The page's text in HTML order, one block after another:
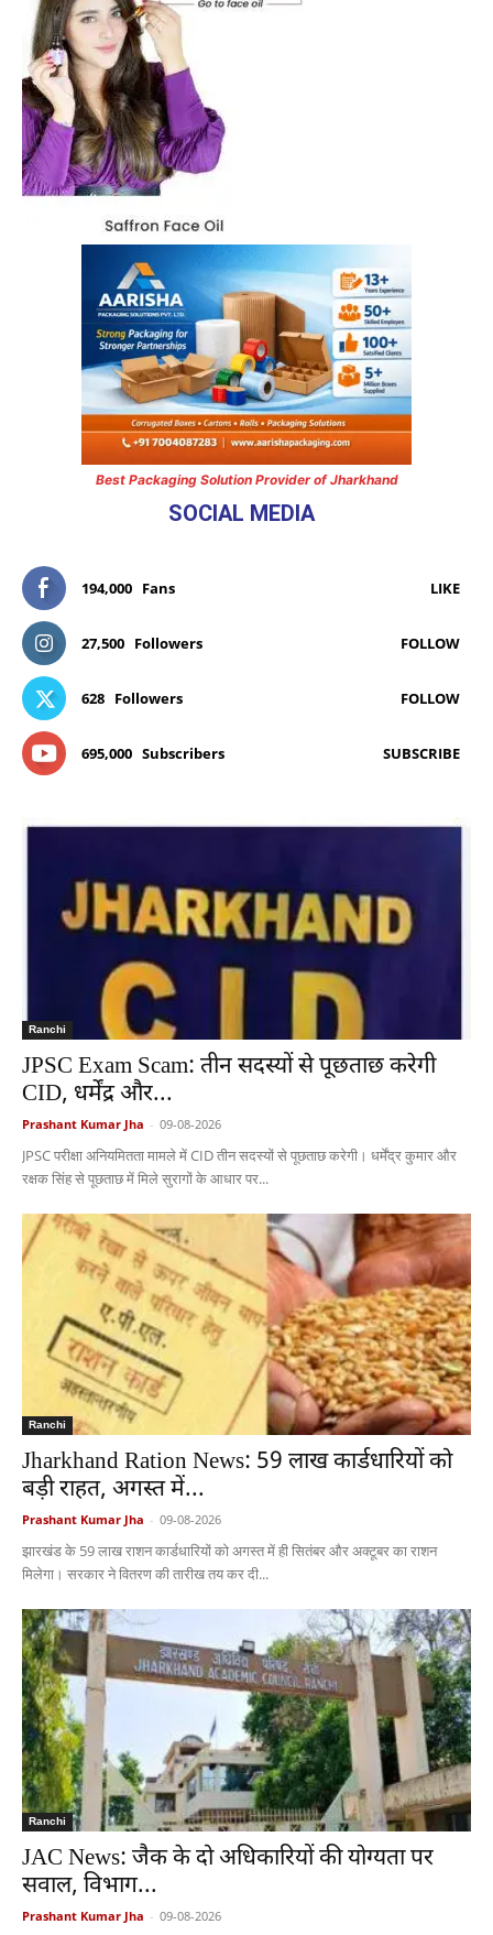
Best Packaging Solution Provider of Jharkhand
SOCIAL MEDIA
194,000 Fans LIKE
27,500 Followers FOLLOW
628 Followers FOLLOW
695,000 Subscribers SUBSCRIBE
Ranchi
JPSC Exam Scam: तीन सदस्यों से पूछताछ करेगी
CID, धर्मेंद्र और...
Prashant Kumar Jha - 09-08-2026
JPSC परीक्षा अनियमितता मामले में CID तीन सदस्यों से पूछताछ करेगी। धर्मेंद्र कुमार और
रक्षक सिंह से पूछताछ में मिले सुरागों के आधार पर...
Ranchi
Jharkhand Ration News: 59 लाख कार्डधारियों को
बड़ी राहत, अगस्त में...
Prashant Kumar Jha - 09-08-2026
झारखंड के 59 लाख राशन कार्डधारियों को अगस्त में ही सितंबर और अक्टूबर का राशन
मिलेगा। सरकार ने वितरण की तारीख तय कर दी...
Ranchi
JAC News: जैक के दो अधिकारियों की योग्यता पर
सवाल, विभाग...
Prashant Kumar Jha - 09-08-2026